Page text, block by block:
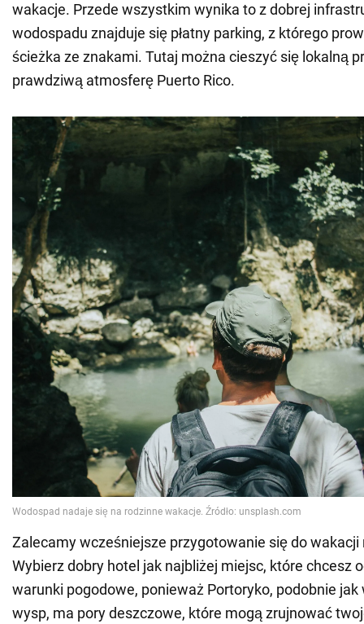
wakacje. Przede wszystkim wynika to z dobrej
wodospadu znajduje się płatny parking, z którego
ścieżka ze znakami. Tutaj można cieszyć się lokalną
prawdziwą atmosferę Puerto Rico.
Zalecamy wcześniejsze przygotowanie się do wakacji
Wybierz dobry hotel jak najbliżej miejsc, które chcesz
warunki pogodowe, ponieważ Portoryko, podobnie
wysp, ma pory deszczowe, które mogą zrujnować